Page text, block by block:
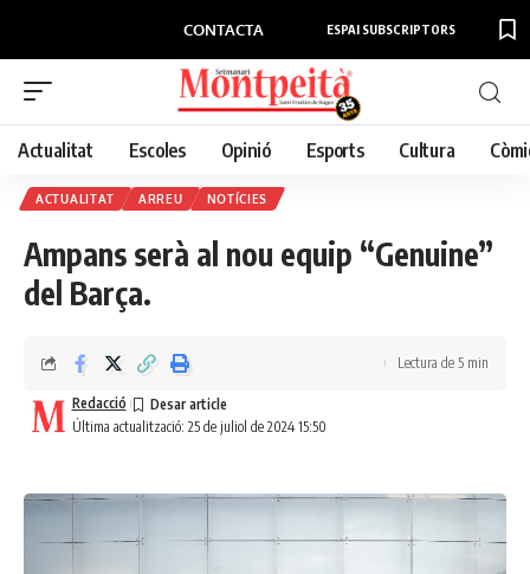
CONTACTA ESPAI SUBSCRIPTORS
Actualitat Escoles Opinió Esports Cultura
ACTUALITAT ARREU NOTÍCIES
Ampans serà al nou equip “Genuine”
del Barça.
Última actualització: 25 de juliol de 2024 15:50
Redacció
Lectura de 5 min